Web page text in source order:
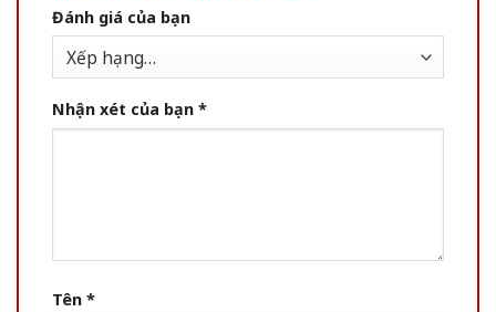
Đánh giá của bạn
Nhận xét của bạn *
Tên *